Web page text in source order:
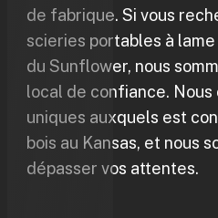
de fabrique. Si vous
scieries portables à
du Sunflower, nous
local de confiance.
uniques auxquels est
bois au Kansas, et nous
dépasser vos attentes.